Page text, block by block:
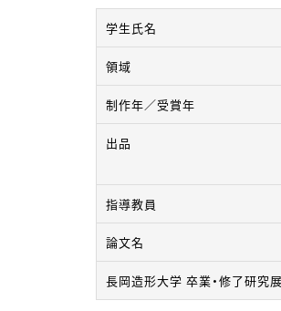
学生氏名
領域
制作年／受賞年
出品
指導教員
論文名
長岡造形大学 卒業・修了研究